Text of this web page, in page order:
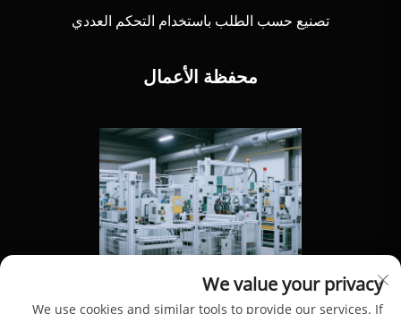
تصنيع حسب الطلب باستخدام التحكم العددي
محفظة الأعمال
We value your privacy
We use cookies and similar tools to provide our services. If